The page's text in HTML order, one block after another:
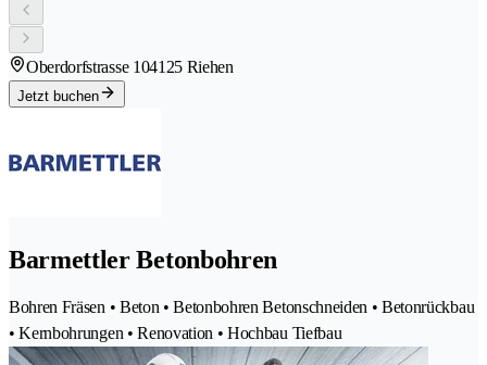
Oberdorfstrasse 104125 Riehen
Jetzt buchen
Barmettler Betonbohren
Bohren Fräsen • Beton • Betonbohren Betonschneiden • Betonrückbau
• Kernbohrungen • Renovation • Hochbau Tiefbau